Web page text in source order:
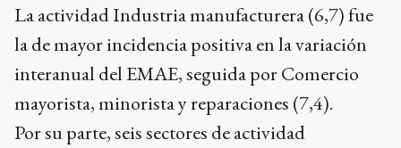
La actividad Industria manufacturera (6,7) fue
la de mayor incidencia positiva en la variación
interanual del EMAE, seguida por Comercio
mayorista, minorista y reparaciones (7,4).
Por su parte, seis sectores de actividad